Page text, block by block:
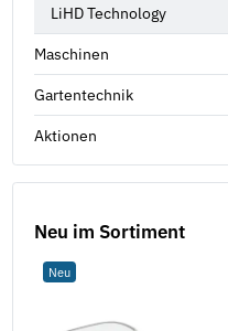
LiHD Technology
Maschinen
Gartentechnik
Aktionen
Neu im Sortiment
Neu